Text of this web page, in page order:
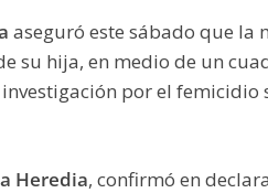
aseguró este sábado que la
su hija, en medio de un
por el femicidio
Heredia, confirmó en